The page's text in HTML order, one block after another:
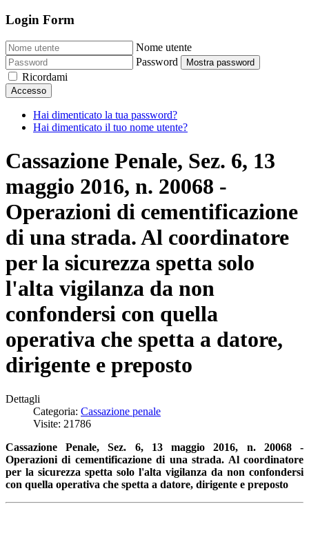
Login Form
Nome utente
Password
Mostra password
Ricordami
Accesso
Hai dimenticato la tua password?
Hai dimenticato il tuo nome utente?
Cassazione Penale, Sez. 6, 13
maggio 2016, n. 20068 -
Operazioni di cementificazione
di una strada. Al coordinatore
per la sicurezza spetta solo
l'alta vigilanza da non
confondersi con quella
operativa che spetta a datore,
dirigente e preposto
Dettagli
Categoria: Cassazione penale
Visite: 21786
Cassazione Penale, Sez. 6, 13 maggio 2016, n. 20068 -
Operazioni di cementificazione di una strada. Al coordinatore
per la sicurezza spetta solo l'alta vigilanza da non confondersi
con quella operativa che spetta a datore, dirigente e preposto